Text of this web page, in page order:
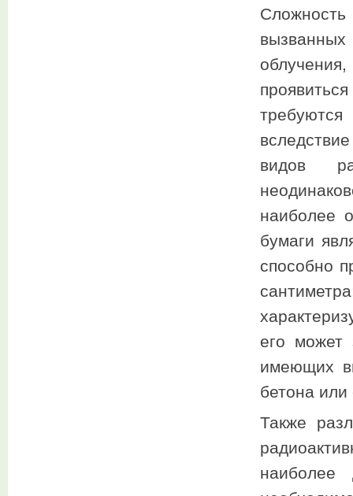
Сложность
вызванных
видов
наиболее
бумаги
способно
его может
имеющих
бетона или
Также
наиболее